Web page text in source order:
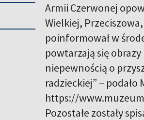
Armii Czerwonej
Wielkiej,
poinformował w
powtarzają się obrazy
niepewnością o
radzieckiej” –
https://
Pozostałe zostały